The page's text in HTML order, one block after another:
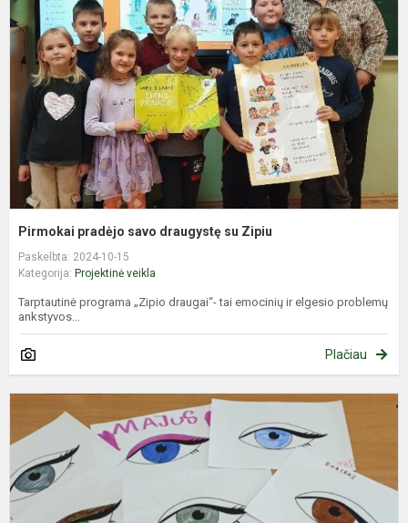
Pirmokai pradėjo savo draugystę su Zipiu
Paskelbta: 2024-10-15
Kategorija: Projektinė veikla
Tarptautinė programa „Zipio draugai“- tai emocinių ir elgesio problemų
ankstyvos...
Plačiau